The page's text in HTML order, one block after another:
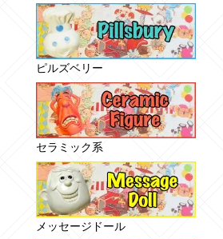
ピルズベリー
セラミック系
メッセージドール